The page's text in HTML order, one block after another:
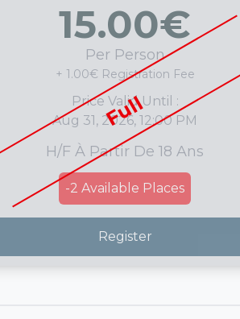
Full
15.00€
Per Person
+ 1.00€ Registration Fee
Price Valid Until :
Aug 31, 2026, 12:00 PM
H/F À Partir De 18 Ans
-2 Available Places
Register